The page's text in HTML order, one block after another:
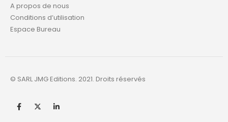
A propos de nous
Conditions d’utilisation
Espace Bureau
© SARL JMG Editions. 2021. Droits réservés